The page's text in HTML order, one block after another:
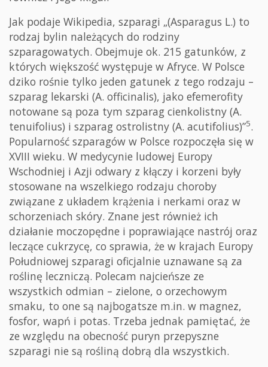
Jak podaje Wikipedia, szparagi „(Asparagus L.) to
rodzaj bylin należących do rodziny
szparagowatych. Obejmuje ok. 215 gatunków, z
których większość występuje w Afryce. W Polsce
dziko rośnie tylko jeden gatunek z tego rodzaju –
szparag lekarski (A. officinalis), jako efemerofity
notowane są poza tym szparag cienkolistny (A.
tenuifolius) i szparag ostrolistny (A. acutifolius)”5.
Popularność szparagów w Polsce rozpoczęła się w
XVIII wieku. W medycynie ludowej Europy
Wschodniej i Azji odwary z kłączy i korzeni były
stosowane na wszelkiego rodzaju choroby
związane z układem krążenia i nerkami oraz w
schorzeniach skóry. Znane jest również ich
działanie moczopędne i poprawiające nastrój oraz
leczące cukrzycę, co sprawia, że w krajach Europy
Południowej szparagi oficjalnie uznawane są za
roślinę leczniczą. Polecam najcieńsze ze
wszystkich odmian – zielone, o orzechowym
smaku, to one są najbogatsze m.in. w magnez,
fosfor, wapń i potas. Trzeba jednak pamiętać, że
ze względu na obecność puryn przepyszne
szparagi nie są rośliną dobrą dla wszystkich.